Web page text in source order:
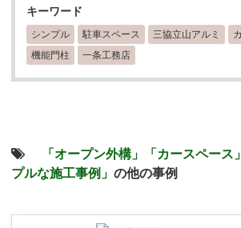
キーワード
シンプル 駐車スペース 三協立山アルミ
機能門柱
一条工務店
「オープン外構」 「カースペース」
プルな施工事例」 の他の事例